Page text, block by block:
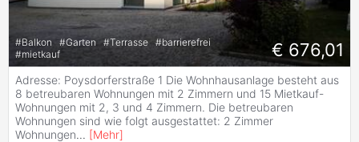
#Balkon #Garten #Terrasse #barrierefrei
#mietkauf € 676,01
Adresse: Poysdorferstraße 1 Die Wohnhausanlage besteht aus
8 betreubaren Wohnungen mit 2 Zimmern und 15 Mietkauf-
Wohnungen mit 2, 3 und 4 Zimmern. Die betreubaren
Wohnungen sind wie folgt ausgestattet: 2 Zimmer
Wohnungen... [Mehr]